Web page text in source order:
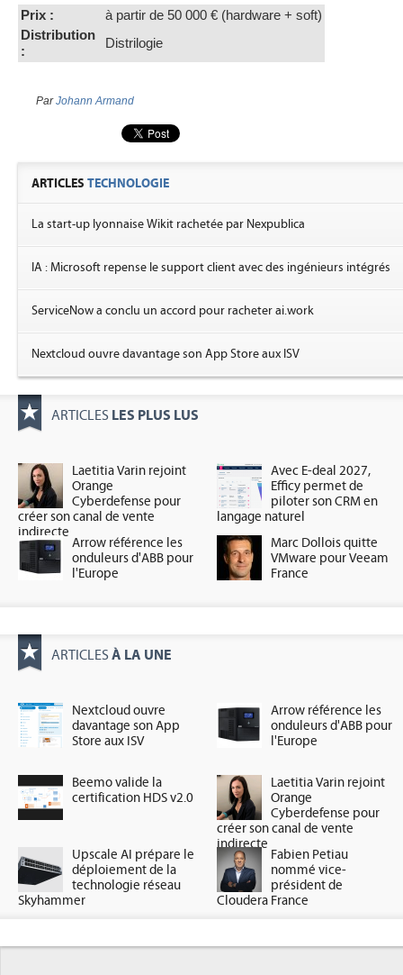
Prix :
à partir de 50 000 € (hardware + soft)
Distribution
:
Distrilogie
ParJohann Armand
ARTICLES TECHNOLOGIE
La start-up lyonnaise Wikit rachetée par Nexpublica
IA : Microsoft repense le support client avec des ingénieurs intégrés
ServiceNow a conclu un accord pour racheter ai.work
Nextcloud ouvre davantage son App Store aux ISV
ARTICLES LES PLUS LUS
Laetitia Varin rejoint
Orange
Cyberdefense pour
créer son canal de vente
indirecte
Avec E-deal 2027,
Efficy permet de
piloter son CRM en
langage naturel
Arrow référence les
onduleurs d'ABB pour
l'Europe
Marc Dollois quitte
VMware pour Veeam
France
ARTICLES À LA UNE
Nextcloud ouvre
davantage son App
Store aux ISV
Arrow référence les
onduleurs d'ABB pour
l'Europe
Beemo valide la
certification HDS v2.0
Laetitia Varin rejoint
Orange
Cyberdefense pour
créer son canal de vente
indirecte
Upscale AI prépare le
déploiement de la
technologie réseau
Skyhammer
Fabien Petiau
nommé vice-
président de
Cloudera France